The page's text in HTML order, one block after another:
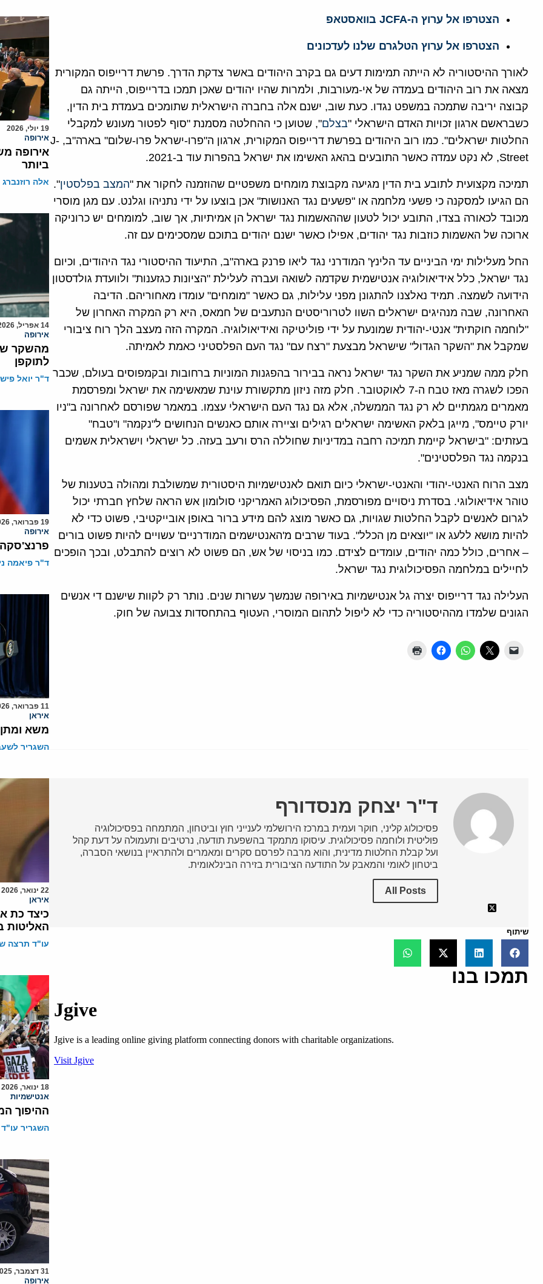
הצטרפו אל ערוץ ה-JCFA בוואסטאפ
הצטרפו אל ערוץ הטלגרם שלנו לעדכונים
לאורך ההיסטוריה לא הייתה תמימות דעים גם בקרב היהודים באשר צדקת הדרך. פרשת דרייפוס המקורית
מצאה את רוב היהודים בעמדה של אי-מעורבות, ולמרות שהיו יהודים שאכן תמכו בדרייפוס, הייתה גם
קבוצה יריבה שתמכה במשפט נגדו. כעת שוב, ישנם אלה בחברה הישראלית שתומכים בעמדת בית הדין,
כשבראשם ארגון זכויות האדם הישראלי "בצלם", שטוען כי ההחלטה מסמנת "סוף לפטור מעונש למקבלי
החלטות ישראלים". כמו רוב היהודים בפרשת דרייפוס המקורית, ארגון ה"פרו-ישראל פרו-שלום" בארה"ב, J-
Street, לא נקט עמדה כאשר התובעים בהאג האשימו את ישראל בהפרות עוד ב-2021.
תמיכה מקצועית לתובע בית הדין מגיעה מקבוצת מומחים משפטיים שהוזמנה לחקור את "המצב בפלסטין".
הם הגיעו למסקנה כי פשעי מלחמה או "פשעים נגד האנושות" אכן בוצעו על ידי נתניהו וגלנט. עם מגן מוסרי
מכובד לכאורה בצדו, התובע יכול לטעון שההאשמות נגד ישראל הן אמיתיות, אך שוב, למומחים יש כרוניקה
ארוכה של האשמות כוזבות נגד יהודים, אפילו כאשר ישנם יהודים בתוכם שמסכימים עם זה.
החל מעלילות ימי הביניים עד הלינץ' המודרני נגד ליאו פרנק בארה"ב, התיעוד ההיסטורי נגד היהודים, וכיום
נגד ישראל, כלל אידיאולוגיה אנטישמית שקדמה לשואה ועברה לעלילת "הציונות כגזענות" ולוועדת גולדסטון
הידועה לשמצה. תמיד נאלצנו להתגונן מפני עלילות, גם כאשר "מומחים" עומדו מאחוריהם. הדיבה
האחרונה, שבה מנהיגים ישראלים השוו לטרוריסטים הנתעבים של חמאס, היא רק המקרה האחרון של
"לוחמה חוקתית" אנטי-יהודית שמונעת על ידי פוליטיקה ואידיאולוגיה. המקרה הזה מעצב הלך רוח ציבורי
שמקבל את "השקר הגדול" שישראל מבצעת "רצח עם" נגד העם הפלסטיני כאמת לאמיתה.
חלק ממה שמניע את השקר נגד ישראל נראה בבירור בהפגנות המוניות ברחובות ובקמפוסים בעולם, שכבר
הפכו לשגרה מאז טבח ה-7 לאוקטובר. חלק מזה ניזון מתקשורת עוינת שמאשימה את ישראל ומפרסמת
מאמרים מגמתיים לא רק נגד הממשלה, אלא גם נגד העם הישראלי עצמו. במאמר שפורסם לאחרונה ב"ניו
יורק טיימס", מייגן בלאק האשימה ישראלים רגילים וציירה אותם כאנשים הנחושים ל"נקמה" ו"טבח"
בעזתים: "בישראל קיימת תמיכה רחבה במדיניות שחוללה הרס ורעב בעזה. כל ישראלי וישראלית אשמים
בנקמה נגד הפלסטינים".
מצב הרוח האנטי-יהודי והאנטי-ישראלי כיום תואם לאנטישמיות היסטורית שמשולבת ומהולה בטענות של
טוהר אידיאולוגי. בסדרת ניסויים מפורסמת, הפסיכולוג האמריקני סולומון אש הראה שלחץ חברתי יכול
לגרום לאנשים לקבל החלטות שגויות, גם כאשר מוצג להם מידע ברור באופן אובייקטיבי, פשוט כדי לא
להיות מושא ללעג או "יוצאים מן הכלל". בעוד שרבים מ'האנטישמים המודרניים' עשויים להיות פשוט בורים
– אחרים, כולל כמה יהודים, עומדים לצידם. כמו בניסוי של אש, הם פשוט לא רוצים להתבלט, ובכך הופכים
לחיילים במלחמה הפסיכולוגית נגד ישראל.
העלילה נגד דרייפוס יצרה גל אנטישמיות באירופה שנמשך עשרות שנים. נותר רק לקוות שישנם די אנשים
הגונים שלמדו מההיסטוריה כדי לא ליפול לתהום המוסרי, העטוף בהתחסדות צבועה של חוק.
ד"ר יצחק מנסדורף
פסיכולוג קליני, חוקר ועמית במרכז הירושלמי לענייני חוץ וביטחון, המתמחה בפסיכולוגיה
פוליטית ולוחמה פסיכולוגית. עיסוקו מתמקד בהשפעת תודעה, נרטיבים ותעמולה על דעת קהל
ועל קבלת החלטות מדינית, והוא מרבה לפרסם סקרים ומאמרים ולהתראיין בנושאי הסברה,
ביטחון לאומי והמאבק על התודעה הציבורית בזירה הבינלאומית.
All Posts
שיתוף
תמכו בנו
19 יולי, 2026
אירופה
אירופה
ביותר
אלה רוזנברג
14 אפריל, 2026
אירופה
מהשקר של
לתוקפן
ד"ר יואל
19 פברואר, 2026
אירופה
ד"ר פיאמה
11 פברואר, 2026
איראן
משא ומתן
השגריר
22 ינואר, 2026
איראן
כיצד כת
האליטות
עו"ד תרצה
18 ינואר, 2026
אנטישמיות
ההיפוך
השגריר עו"ד
31 דצמבר, 2025
אירופה